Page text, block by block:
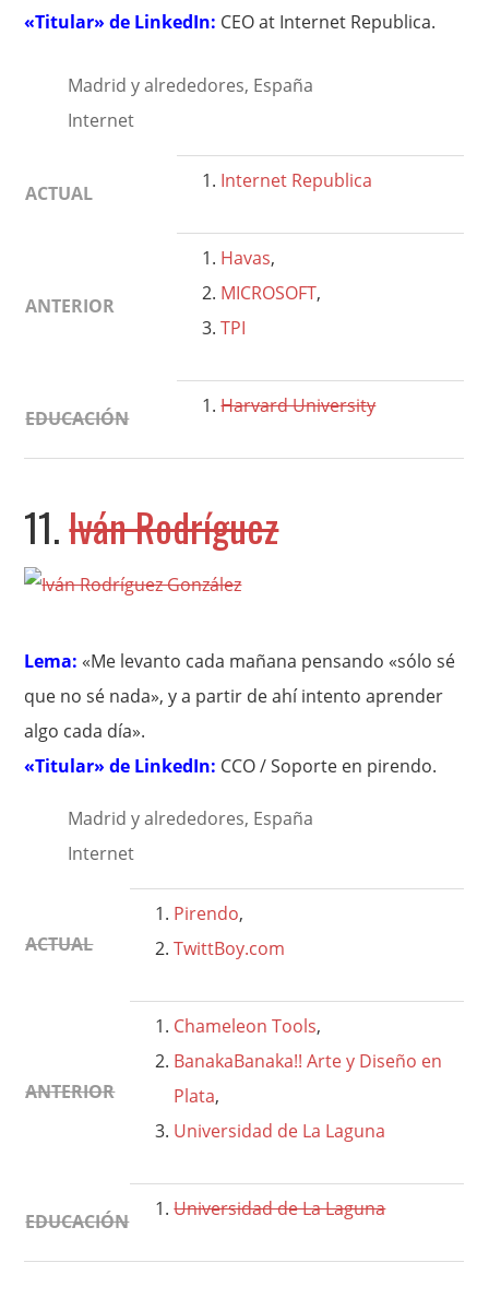
«Titular» de LinkedIn: CEO at Internet Republica.
Madrid y alrededores, España
Internet
ACTUAL
Internet Republica
ANTERIOR
Havas,
MICROSOFT,
TPI
EDUCACIÓN
Harvard University
11.Iván Rodríguez
Lema: «Me levanto cada mañana pensando «sólo sé
que no sé nada», y a partir de ahí intento aprender
algo cada día».
«Titular» de LinkedIn: CCO / Soporte en pirendo.
Madrid y alrededores, España
Internet
ACTUAL
Pirendo,
TwittBoy.com
ANTERIOR
Chameleon Tools,
BanakaBanaka!! Arte y Diseño en
Plata,
Universidad de La Laguna
EDUCACIÓN
Universidad de La Laguna